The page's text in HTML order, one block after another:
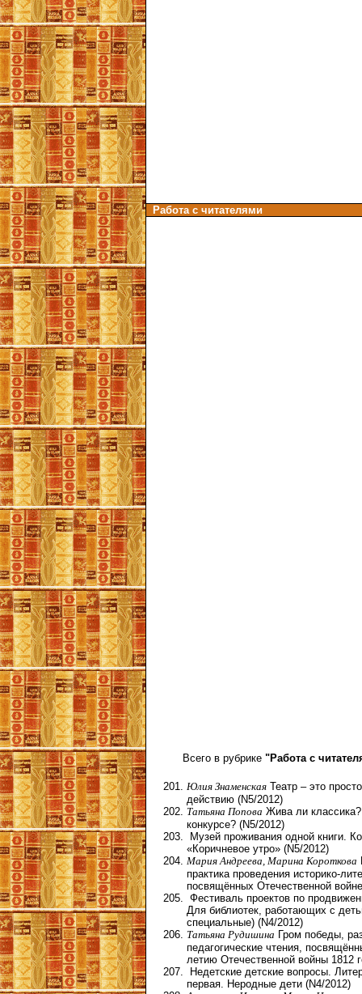
Работа с читателями
Всего в рубрике "Работа с
Юлия Знаменская Театр – это
действию (N5/2012)
Татьяна Попова Жива ли
конкурсе? (N5/2012)
Музей проживания одной книги.
«Коричневое утро» (N5/2012)
Мария Андреева, Марина Короткова
практика проведения историко-
посвящённых Отечественной
Фестиваль проектов по
Для библиотек, работающих с
специальные) (N4/2012)
Татьяна Рудишина Гром победы,
педагогические чтения,
летию Отечественной войны 1812
Недетские детские вопросы.
первая. Неродные дети (N4/2012)